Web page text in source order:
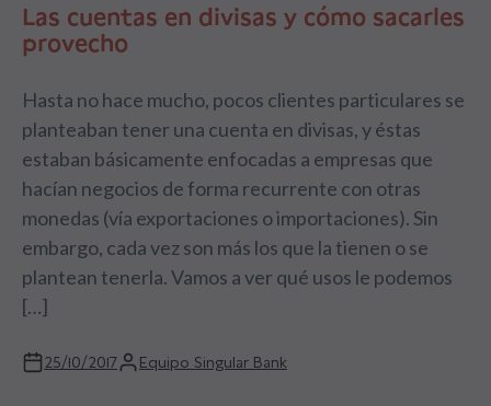
Las cuentas en divisas y cómo sacarles
provecho
Hasta no hace mucho, pocos clientes particulares se
planteaban tener una cuenta en divisas, y éstas
estaban básicamente enfocadas a empresas que
hacían negocios de forma recurrente con otras
monedas (vía exportaciones o importaciones). Sin
embargo, cada vez son más los que la tienen o se
plantean tenerla. Vamos a ver qué usos le podemos
[…]
25/10/2017 Equipo Singular Bank